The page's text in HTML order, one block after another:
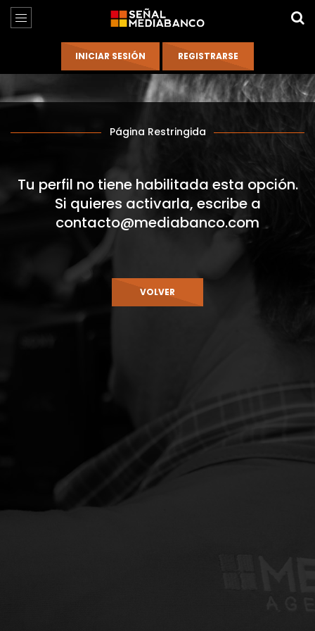
Página Restringida
Tu perfil no tiene habilitada esta opción.
Si quieres activarla, escribe a
contacto@mediabanco.com